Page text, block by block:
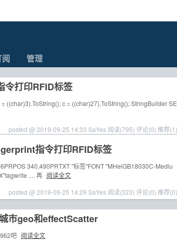
管理
令打印RFID标签
((char)3).ToString(); c = ((char)27).ToString(); StringBuilder SE
posted @ 2019-09-25 14:33 SaYes 阅读(795) 评论(0) 推荐(1)
指令打印RFID标签
340,490PRTXT "标签"FONT "MHeiGB18030C-Mediu
.... 再 阅读全文
posted @ 2019-09-25 14:29 SaYes 阅读(323) 评论(0) 推荐(0)
市geo和effectScatter
吧 阅读全文